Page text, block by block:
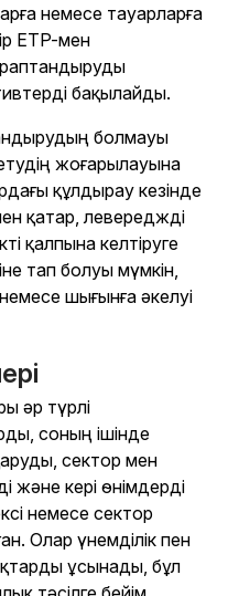
немесе тауарларға
ETP-мен
бақылайды.
болмауы
етудің жоғарылауына
құлдырау кезінде
қатар, левереджді
қалпына келтіруге
тап болуы мүмкін,
шығынға әкелуі
әр түрлі
соның ішінде
сектор мен
және кері өнімдерді
немесе сектор
Олар үнемділік пен
ұсынады, бұл